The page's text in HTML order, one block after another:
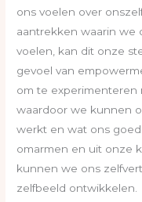
ons voelen over
aantrekken waarin we
voelen, kan dit onze
gevoel van
om te experimenteren
waardoor we kunnen
werkt en wat ons
omarmen en uit onze
kunnen we ons
zelfbeeld ontwikkelen.